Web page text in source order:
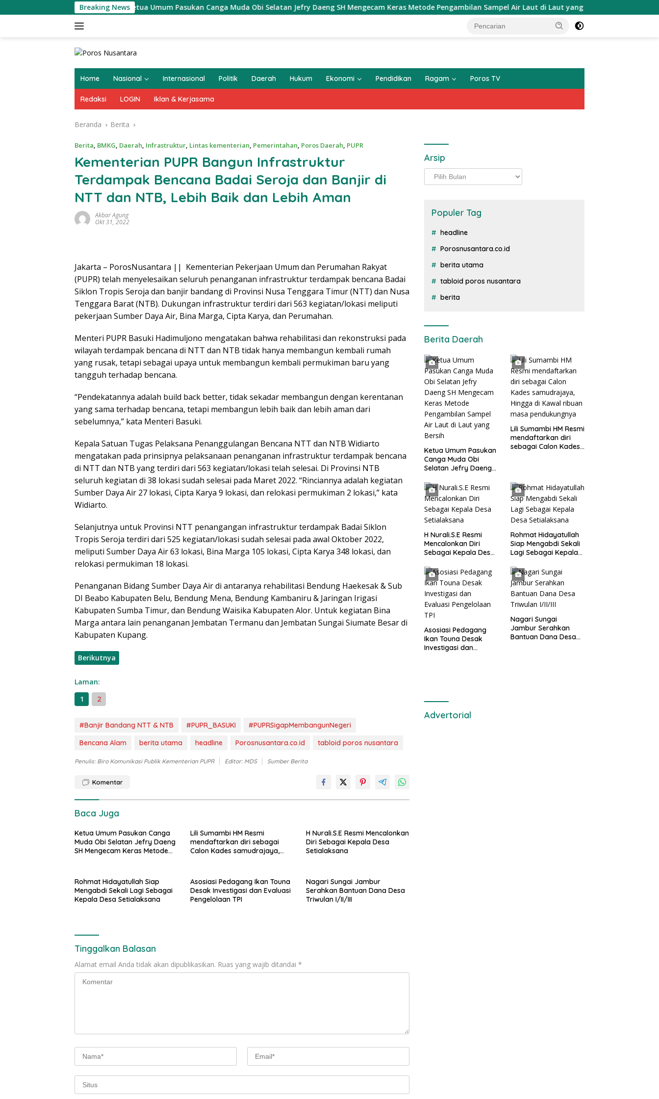
ke
Breaking News
Ketua Umum Pasukan Canga Muda Obi Selatan Jefry Daeng SH Mengecam Keras Metode Pengambilan Sampel Air Laut di Laut yang Bersih
Home Nasional Internasional Politik Daerah Hukum Ekonomi Pendidikan Ragam Poros TV
Redaksi LOGIN Iklan & Kerjasama
Beranda Berita
Berita, BMKG, Daerah, Infrastruktur, Lintas kementerian, Pemerintahan, Poros Daerah, PUPR
Kementerian PUPR Bangun Infrastruktur
Terdampak Bencana Badai Seroja dan Banjir di
NTT dan NTB, Lebih Baik dan Lebih Aman
Akbar Agung
Okt 31, 2022
Jakarta – PorosNusantara || Kementerian Pekerjaan Umum dan Perumahan Rakyat
(PUPR) telah menyelesaikan seluruh penanganan infrastruktur terdampak bencana Badai
Siklon Tropis Seroja dan banjir bandang di Provinsi Nusa Tenggara Timur (NTT) dan Nusa
Tenggara Barat (NTB). Dukungan infrastruktur terdiri dari 563 kegiatan/lokasi meliputi
pekerjaan Sumber Daya Air, Bina Marga, Cipta Karya, dan Perumahan.
Menteri PUPR Basuki Hadimuljono mengatakan bahwa rehabilitasi dan rekonstruksi pada
wilayah terdampak bencana di NTT dan NTB tidak hanya membangun kembali rumah
yang rusak, tetapi sebagai upaya untuk membangun kembali permukiman baru yang
tangguh terhadap bencana.
“Pendekatannya adalah build back better, tidak sekadar membangun dengan kerentanan
yang sama terhadap bencana, tetapi membangun lebih baik dan lebih aman dari
sebelumnya,” kata Menteri Basuki.
Kepala Satuan Tugas Pelaksana Penanggulangan Bencana NTT dan NTB Widiarto
mengatakan pada prinsipnya pelaksanaan penanganan infrastruktur terdampak bencana
di NTT dan NTB yang terdiri dari 563 kegiatan/lokasi telah selesai. Di Provinsi NTB
seluruh kegiatan di 38 lokasi sudah selesai pada Maret 2022. “Rinciannya adalah kegiatan
Sumber Daya Air 27 lokasi, Cipta Karya 9 lokasi, dan relokasi permukiman 2 lokasi,” kata
Widiarto.
Selanjutnya untuk Provinsi NTT penangangan infrastruktur terdampak Badai Siklon
Tropis Seroja terdiri dari 525 kegiatan/lokasi sudah selesai pada awal Oktober 2022,
meliputi Sumber Daya Air 63 lokasi, Bina Marga 105 lokasi, Cipta Karya 348 lokasi, dan
relokasi permukiman 18 lokasi.
Penanganan Bidang Sumber Daya Air di antaranya rehabilitasi Bendung Haekesak & Sub
DI Beabo Kabupaten Belu, Bendung Mena, Bendung Kambaniru & Jaringan Irigasi
Kabupaten Sumba Timur, dan Bendung Waisika Kabupaten Alor. Untuk kegiatan Bina
Marga antara lain penanganan Jembatan Termanu dan Jembatan Sungai Siumate Besar di
Kabupaten Kupang.
Berikutnya
Laman:
1
2
#Banjir Bandang NTT & NTB #PUPR_BASUKI
#PUPRSigapMembangunNegeri
Bencana Alam
berita utama headline Porosnusantara.co.id tabloid poros nusantara
Penulis: Biro Komunikasi Publik Kementerian PUPR Editor: MDS Sumber Berita
Komentar
Baca Juga
Ketua Umum Pasukan Canga
Muda Obi Selatan Jefry Daeng
SH Mengecam Keras Metode
Lili Sumambi HM Resmi
mendaftarkan diri sebagai
Calon Kades samudrajaya,
H Nurali.S.E Resmi Mencalonkan
Diri Sebagai Kepala Desa
Setialaksana
Rohmat Hidayatullah Siap
Mengabdi Sekali Lagi Sebagai
Kepala Desa Setialaksana
Asosiasi Pedagang Ikan Touna
Desak Investigasi dan Evaluasi
Pengelolaan TPI
Nagari Sungai Jambur
Serahkan Bantuan Dana Desa
Triwulan I/II/III
Tinggalkan Balasan
Alamat email Anda tidak akan dipublikasikan. Ruas yang wajib ditandai *
Arsip
Arsip
Populer Tag
headline
Porosnusantara.co.id
berita utama
tabloid poros nusantara
berita
Berita Daerah
Ketua Umum Pasukan
Canga Muda Obi
Selatan Jefry Daeng
Metode Pengambilan
Sampel Air Laut di
Laut yang Bersih
Lili Sumambi HM Resmi
mendaftarkan diri
sebagai Calon Kades
H Nurali.S.E Resmi
Mencalonkan Diri
Sebagai Kepala Desa
Rohmat Hidayatullah
Siap Mengabdi Sekali
Lagi Sebagai Kepala
Asosiasi Pedagang
Ikan Touna Desak
Investigasi dan
Nagari Sungai
Jambur Serahkan
Bantuan Dana Desa
Advertorial